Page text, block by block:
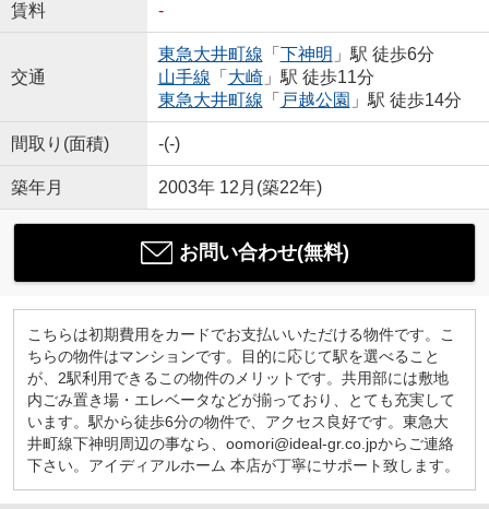
賃料 -
交通
東急大井町線 「 下神明 」駅 徒歩6分
山手線 「 大崎」駅 徒歩11分
東急大井町線 「 戸越公園 」駅 徒歩14分
間取り(面積) -(-)
築年月 2003年 12月(築22年)
お問い合わせ(無料)
こちらは初期費用をカードでお支払いいただける物件です。こ
ちらの物件はマンションです。目的に応じて駅を選べること
が、2駅利用できるこの物件のメリットです。共用部には敷地
内ごみ置き場・エレベータなどが揃っており、とても充実して
います。駅から徒歩6分の物件で、アクセス良好です。東急大
井町線下神明周辺の事なら、oomori@ideal-gr.co.jpからご連絡
下さい。アイディアルホーム 本店が丁寧にサポート致します。